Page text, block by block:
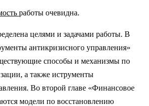
работы очевидна.
целями и задачами работы. В
антикризисного управления»
способы и механизмы по
а также иструменты
Во второй главе «Финансовое
модели по восстановлению